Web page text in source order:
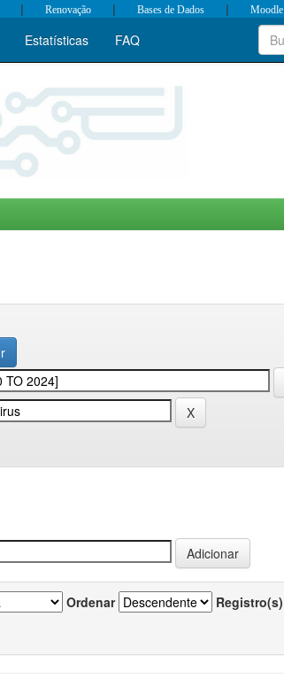
| Renovação | Bases de Dados | Moodle
Estatísticas FAQ
Ordenar Registro(s)